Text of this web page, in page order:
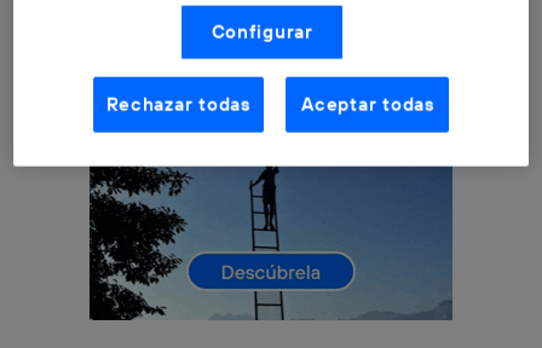
Nosotros, Telefónica S.A., utilizamos la tecnología Utiq para
realizar nuestras acciones de marketing digital o análisis
(como se describe en este aviso de consentimiento)
basadas en tu navegación en nuestra(s) web(s)
aquí (solo cuando utilizas una conexión a
internet habilitada , proporcionada por una de las
operadoras de telefonía participantes, y otorgas tu
La tecnología Utiq está diseñada con la privacidad como
prioridad ofreciéndote elección y control.
La tecnología utiliza un identificador cifrado creado por tu
operadora de telefonía, utilizando tu dirección IP y otra
información de la cuenta de cliente de
telecomunicaciones vinculada a la conexión que utilizas
Configurar
Rechazar todas Aceptar todas